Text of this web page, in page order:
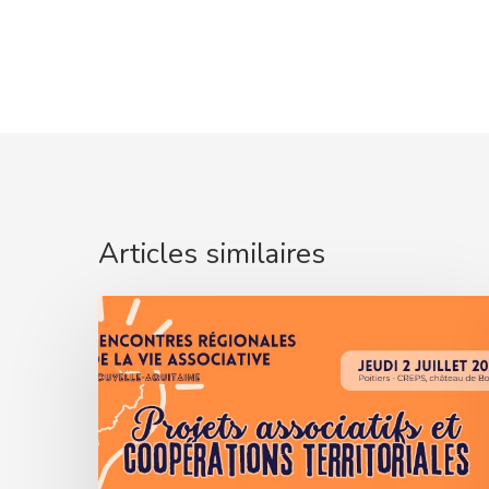
Articles similaires
5ᵉ
Rencontres
Régionales
de
la